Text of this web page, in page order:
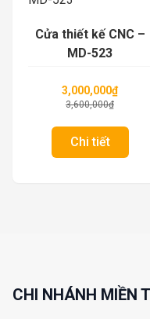
Cửa thiết kế CNC –
MD-523
3,000,000₫
3,600,000₫
Chi tiết
CHI NHÁNH MIỀN